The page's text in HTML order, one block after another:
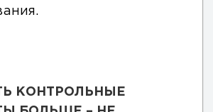
КОНТРОЛЬНЫЕ